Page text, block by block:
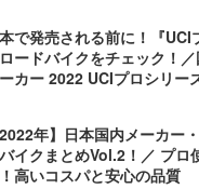
で発売される前に！『UCI
ードバイクをチェック！
カー 2022 UCIプロシリー
2022年】日本国内メーカー
バイクまとめVol.2！／ プロ
高いコスパと安心の品質